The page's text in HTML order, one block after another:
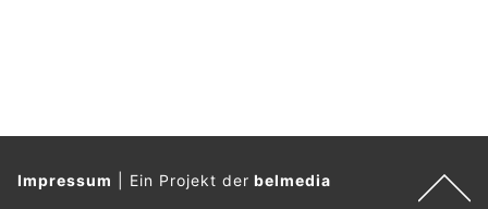
Impressum Ein Projekt derbelmedia